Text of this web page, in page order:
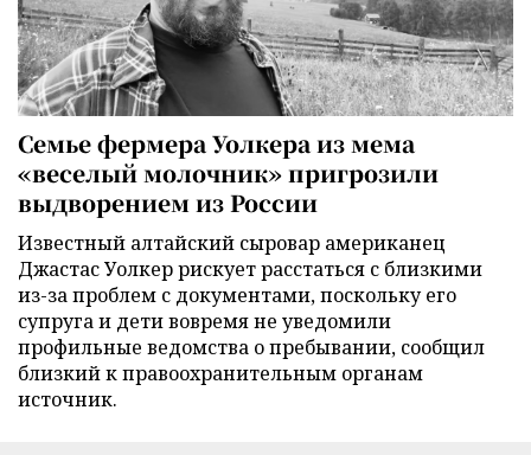
Семье фермера Уолкера из мема
«веселый молочник» пригрозили
выдворением из России
Известный алтайский сыровар американец
Джастас Уолкер рискует расстаться с близкими
из-за проблем с документами, поскольку его
супруга и дети вовремя не уведомили
профильные ведомства о пребывании, сообщил
близкий к правоохранительным органам
источник.